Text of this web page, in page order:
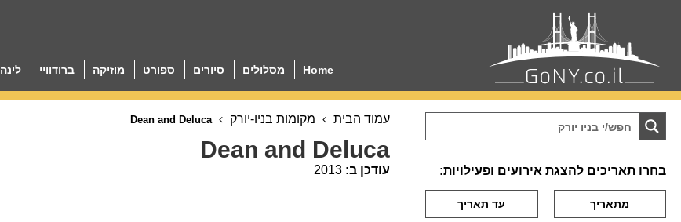
Home מסלולים סיורים ספורט מוזיקה ברודוויי לינה
עמוד הבית מקומות בניו-יורק
Dean and Deluca
עודכן ב: 2013 בחרו תאריכים להצגת אירועים ופעילויות: